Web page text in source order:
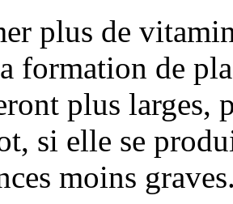
plus de
formation de
plus larges,
si elle se
moins